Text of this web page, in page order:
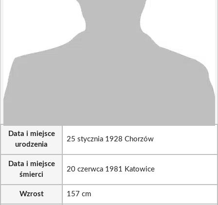
Data i miejsce
urodzenia
25 stycznia 1928 Chorzów
Data i miejsce
śmierci
20 czerwca 1981 Katowice
Wzrost 157 cm